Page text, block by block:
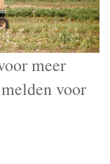
meer
voor